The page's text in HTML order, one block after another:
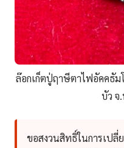
ล๊อกเก็ตปู่ฤาษีตาไฟอัคคธั
บัว จ
ขอสงวนสิทธิ์ในการเปลี่